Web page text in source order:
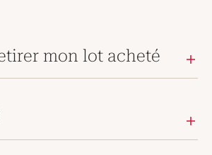
mon lot acheté